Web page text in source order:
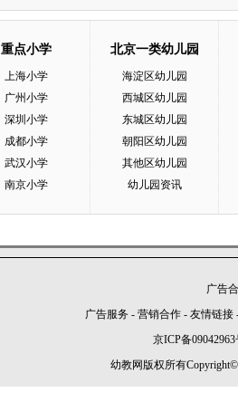
重点小学
上海小学
广州小学
深圳小学
成都小学
武汉小学
南京小学
北京一类幼儿园
海淀区幼儿园
西城区幼儿园
东城区幼儿园
朝阳区幼儿园
其他区幼儿园
幼儿园资讯
广告
广告服务 - 营销合作 - 友情链接
京ICP备09042963
幼教网版权所有